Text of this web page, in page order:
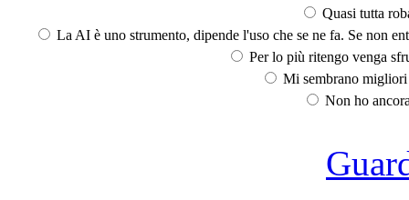
Quasi tutta
La AI è uno strumento, dipende l'uso che se ne fa. Se non
Per lo più ritengo venga
Mi sembrano
Non ho